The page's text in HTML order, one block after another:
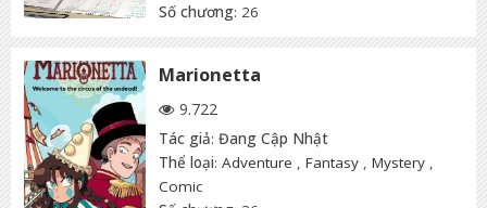
Số chương: 26
Marionetta
9.722
Tác giả: Đang Cập Nhật
Thể loại: Adventure , Fantasy , Mystery ,
Comic